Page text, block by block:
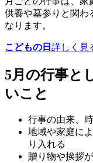
供養や墓参りと関わ
なります。
こどもの日 詳しく見
5月の行事と
いこと
行事の由来、
地域や家庭に
り入れる
贈り物や挨拶